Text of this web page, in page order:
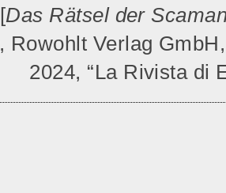
[Das Rätsel der
, Rowohlt Verlag
2024, “La Rivista di